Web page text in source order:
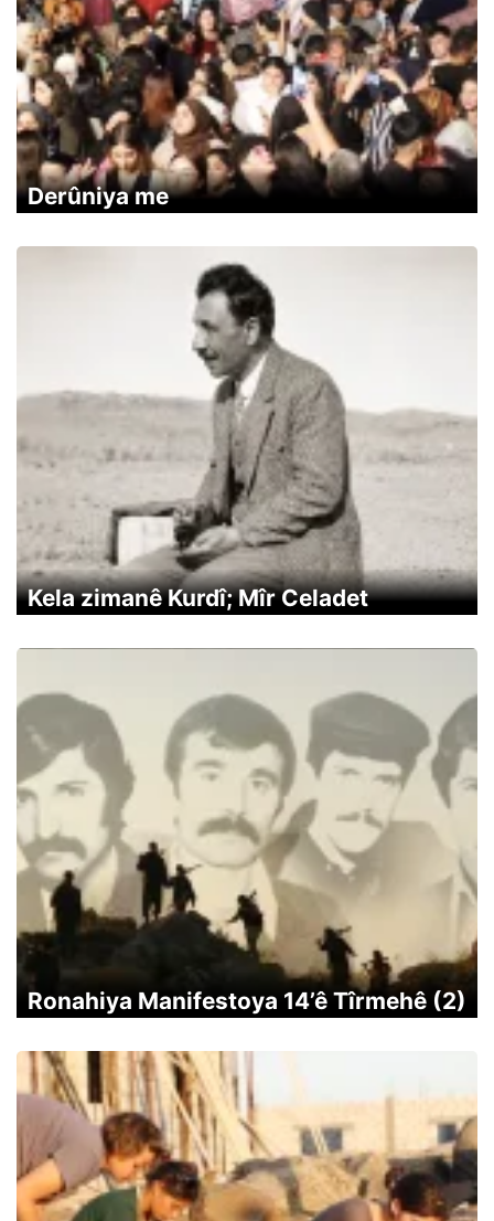
Derûniya me
Kela zimanê Kurdî; Mîr Celadet
Ronahiya Manifestoya 14’ê Tîrmehê (2)